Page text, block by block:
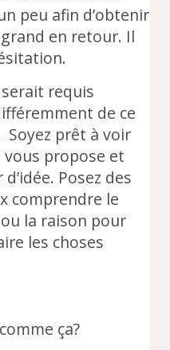
peu afin d’obtenir
en retour. Il
requis
de ce
Soyez prêt à voir
vous propose et
Posez des
comprendre le
la raison pour
les choses
ça?